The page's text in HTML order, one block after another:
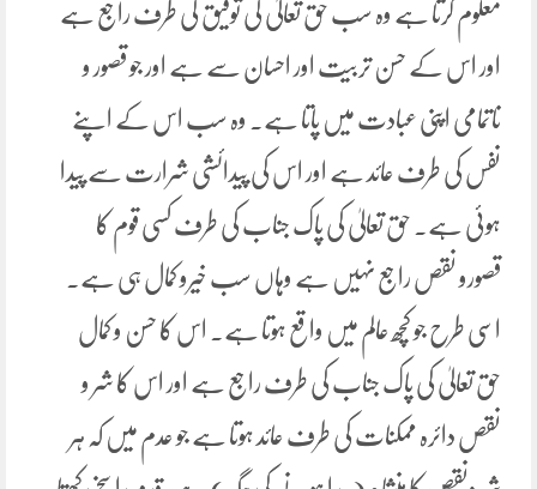
معلوم کرتا ہے وہ سب حق تعالیٰ کی توفیق کی طرف راجع ہے
اور اس کے حسن تربیت اور احسان سے ہے اور جو قصور و
ناتمامی اپنی عبادت میں پاتا ہے۔ وہ سب اس کے اپنے
نفس کی طرف عائد ہے اور اس کی پیدائشی شرارت سے پیدا
ہوئی ہے۔ حق تعالیٰ کی پاک جناب کی طرف کسی قوم کا
قصورو نقص راجع نہیں ہے وہاں سب خیرو کمال ہی ہے۔
اسی طرح جو کچھ عالم میں واقع ہوتا ہے۔ اس کا حسن و کمال
حق تعالیٰ کی پاک جناب کی طرف راجع ہے اور اس کا شر و
نقص دائرہ ممکنات کی طرف عائد ہوتا ہے جو عدم میں کہ ہر